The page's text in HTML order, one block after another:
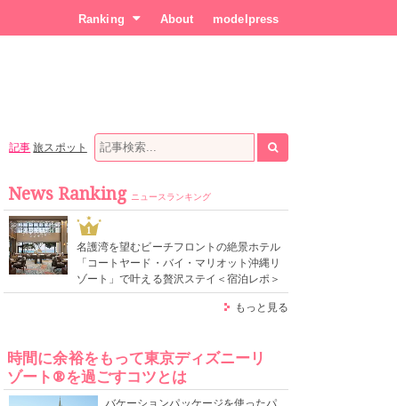
Ranking About modelpress
記事 旅スポット
News Ranking ニュースランキング
1
名護湾を望むビーチフロントの絶景ホテル
「コートヤード・バイ・マリオット沖縄リ
ゾート」で叶える贅沢ステイ＜宿泊レポ＞
もっと見る
時間に余裕をもって東京ディズニーリ
ゾート®を過ごすコツとは